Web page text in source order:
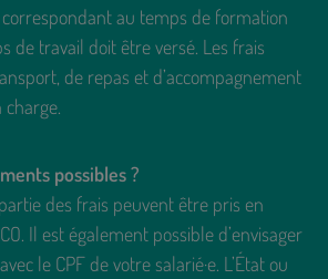
au temps de formation
de travail doit être versé. Les frais
de repas et d’accompagnement
possibles ?
des frais peuvent être pris en
Il est également possible d’envisager
le CPF de votre salarié·e. L’État ou